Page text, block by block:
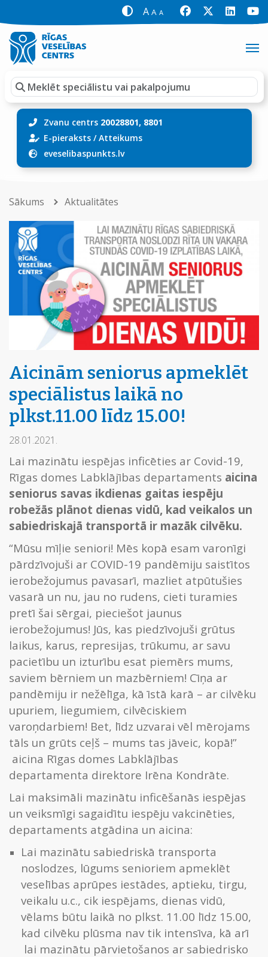
A A A
Zvanu centrs 20028801, 8801
E-pieraksts/Atteikums
eveselibaspunkts.lv
Sākums Aktualitātes
Aicinām seniorus apmeklēt
speciālistus laikā no
plkst.11.00 līdz 15.00!
28.01.2021.
Lai mazinātu iespējas inficēties ar Covid-19,
Rīgas domes Labklājības departaments aicina
seniorus savas ikdienas gaitas iespēju
robežās plānot dienas vidū, kad veikalos un
sabiedriskajā transportā ir mazāk cilvēku.
“Mūsu mīļie seniori! Mēs kopā esam varonīgi
pārdzīvojuši ar COVID-19 pandēmiju saistītos
ierobežojumus pavasarī, mazliet atpūtušies
vasarā un nu, jau no rudens, cieti turamies
pretī šai sērgai, pieciešot jaunus
ierobežojumus! Jūs, kas piedzīvojuši grūtus
laikus, karus, represijas, trūkumu, ar savu
pacietību un izturību esat piemērs mums,
saviem bērniem un mazbērniem! Cīņa ar
pandēmiju ir nežēlīga, kā īstā karā – ar cilvēku
upuriem, liegumiem, cilvēciskiem
varoņdarbiem! Bet, līdz uzvarai vēl mērojams
tāls un grūts ceļš – mums tas jāveic, kopā!”
aicina Rīgas domes Labklājības
departamenta direktore Irēna Kondrāte.
Lai maksimāli mazinātu inficēšanās iespējas
un veiksmīgi sagaidītu iespēju vakcinēties,
departaments atgādina un aicina:
Lai mazinātu sabiedriskā transporta
noslodzes, lūgums senioriem apmeklēt
veselības aprūpes iestādes, aptieku, tirgu,
veikalu u.c., cik iespējams, dienas vidū,
vēlams būtu laikā no plkst. 11.00 līdz 15.00,
kad cilvēku plūsma nav tik intensīva, kā arī
lai mazinātu pārvietošanos ar sabiedrisko